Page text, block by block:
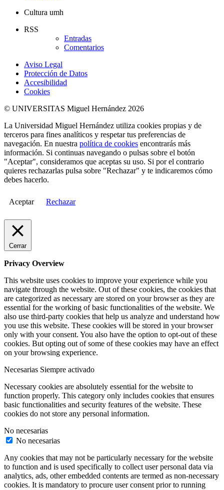
Cultura umh
RSS
Entradas
Comentarios
Aviso Legal
Protección de Datos
Accesibilidad
Cookies
© UNIVERSITAS Miguel Hernández 2026
La Universidad Miguel Hernández utiliza cookies propias y de
terceros para fines analíticos y respetar tus preferencias de
navegación. En nuestra política de cookies encontrarás más
información. Si continuas navegando o pulsas sobre el botón
"Aceptar", consideramos que aceptas su uso. Si por el contrario
quieres rechazarlas pulsa sobre "Rechazar" y te indicaremos cómo
debes hacerlo.
Aceptar Rechazar
Cerrar
Privacy Overview
This website uses cookies to improve your experience while you
navigate through the website. Out of these cookies, the cookies that
are categorized as necessary are stored on your browser as they are
essential for the working of basic functionalities of the website. We
also use third-party cookies that help us analyze and understand how
you use this website. These cookies will be stored in your browser
only with your consent. You also have the option to opt-out of these
cookies. But opting out of some of these cookies may have an effect
on your browsing experience.
Necesarias Siempre activado
Necessary cookies are absolutely essential for the website to
function properly. This category only includes cookies that ensures
basic functionalities and security features of the website. These
cookies do not store any personal information.
No necesarias
No necesarias
Any cookies that may not be particularly necessary for the website
to function and is used specifically to collect user personal data via
analytics, ads, other embedded contents are termed as non-necessary
cookies. It is mandatory to procure user consent prior to running